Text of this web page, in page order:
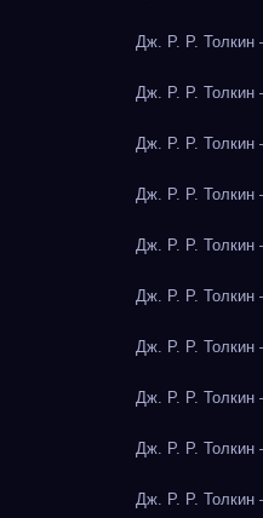
Дж. Р. Р. Толкин
Дж. Р. Р. Толкин
Дж. Р. Р. Толкин
Дж. Р. Р. Толкин
Дж. Р. Р. Толкин
Дж. Р. Р. Толкин
Дж. Р. Р. Толкин
Дж. Р. Р. Толкин
Дж. Р. Р. Толкин
Дж. Р. Р. Толкин